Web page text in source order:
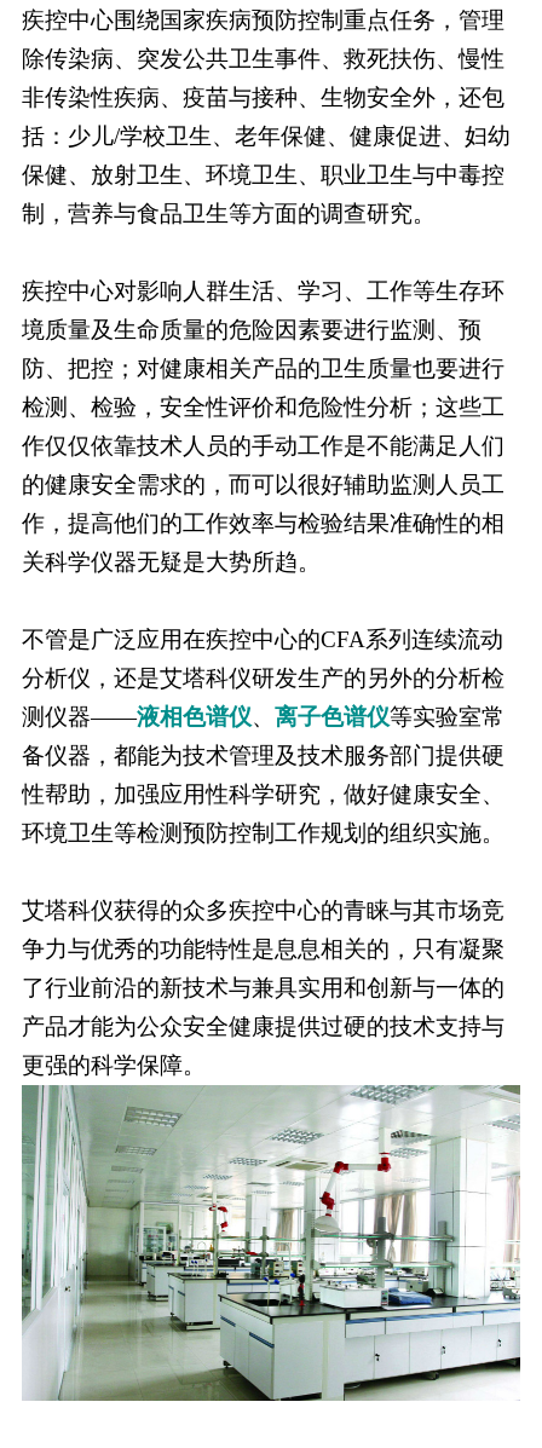
疾控中心围绕国家疾病预防控制重点任务，管理
除传染病、突发公共卫生事件、救死扶伤、慢性
非传染性疾病、疫苗与接种、生物安全外，还包
括：少儿/学校卫生、老年保健、健康促进、妇幼
保健、放射卫生、环境卫生、职业卫生与中毒控
制，营养与食品卫生等方面的调查研究。
疾控中心对影响人群生活、学习、工作等生存环
境质量及生命质量的危险因素要进行监测、预
防、把控；对健康相关产品的卫生质量也要进行
检测、检验，安全性评价和危险性分析；这些工
作仅仅依靠技术人员的手动工作是不能满足人们
的健康安全需求的，而可以很好辅助监测人员工
作，提高他们的工作效率与检验结果准确性的相
关科学仪器无疑是大势所趋。
不管是广泛应用在疾控中心的CFA系列连续流动
分析仪，还是艾塔科仪研发生产的另外的分析检
测仪器——液相色谱仪、 离子色谱仪等实验室常
备仪器，都能为技术管理及技术服务部门提供硬
性帮助，加强应用性科学研究，做好健康安全、
环境卫生等检测预防控制工作规划的组织实施。
艾塔科仪获得的众多疾控中心的青睐与其市场竞
争力与优秀的功能特性是息息相关的，只有凝聚
了行业前沿的新技术与兼具实用和创新与一体的
产品才能为公众安全健康提供过硬的技术支持与
更强的科学保障。